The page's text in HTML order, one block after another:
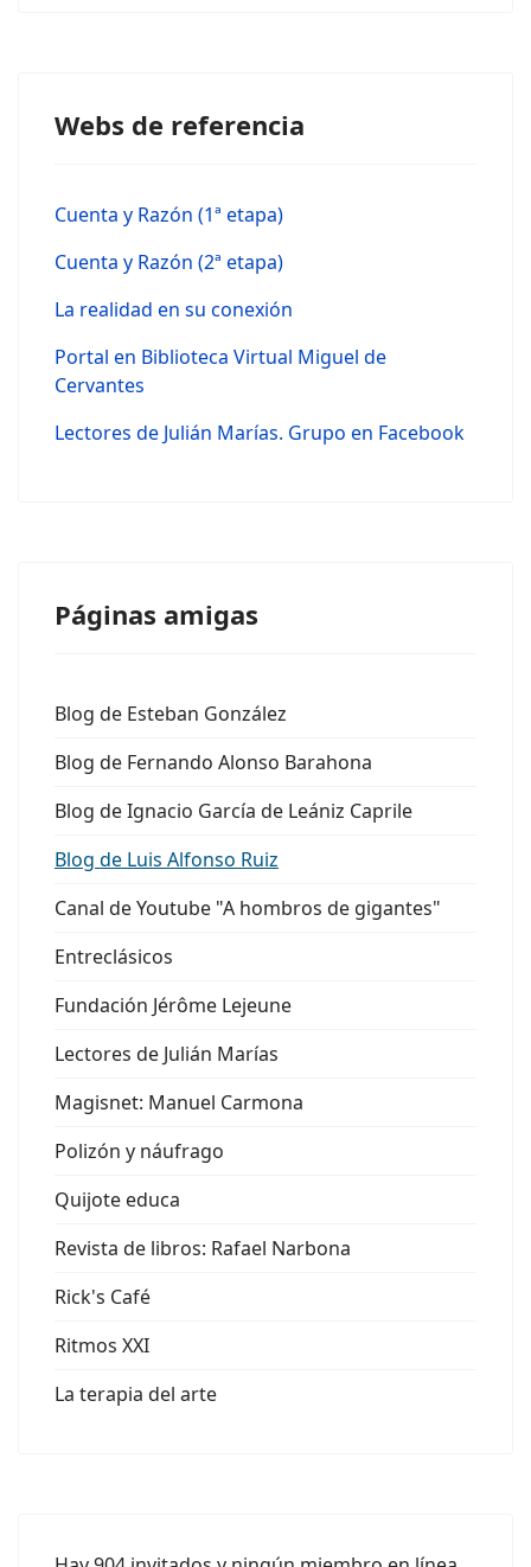
Webs de referencia
Cuenta y Razón (1ª etapa)
Cuenta y Razón (2ª etapa)
La realidad en su conexión
Portal en Biblioteca Virtual Miguel de
Cervantes
Lectores de Julián Marías. Grupo en Facebook
Páginas amigas
Blog de Esteban González
Blog de Fernando Alonso Barahona
Blog de Ignacio García de Leániz Caprile
Blog de Luis Alfonso Ruiz
Canal de Youtube "A hombros de gigantes"
Entreclásicos
Fundación Jérôme Lejeune
Lectores de Julián Marías
Magisnet: Manuel Carmona
Polizón y náufrago
Quijote educa
Revista de libros: Rafael Narbona
Rick's Café
Ritmos XXI
La terapia del arte